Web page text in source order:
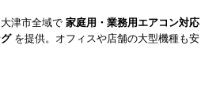
津市全域で 家庭用・業務用エアコン対応
を提供。オフィスや店舗の大型機種も安